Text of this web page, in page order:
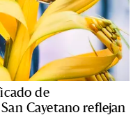
de
Cayetano reflejan